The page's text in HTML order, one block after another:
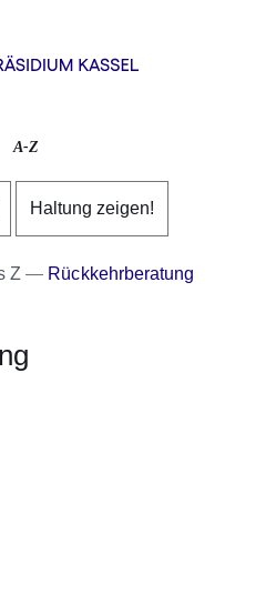
Direkt zum Kopf der
Direkt zum Inhalt
Direkt zum Fuß der
A-Z
Haltung zeigen!
Z Rückkehrberatung